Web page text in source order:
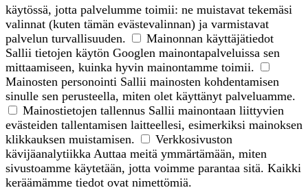
käytössä, jotta palvelumme toimii: ne muistavat tekemäsi
valinnat (kuten tämän evästevalinnan) ja varmistavat
palvelun turvallisuuden.
Mainonnan käyttäjätiedot
Sallii tietojen käytön Googlen mainontapalveluissa sen
mittaamiseen, kuinka hyvin mainontamme toimii.
Mainosten personointi Sallii mainosten kohdentamisen
sinulle sen perusteella, miten olet käyttänyt palveluamme.
Mainostietojen tallennus Sallii mainontaan liittyvien
evästeiden tallentamisen laitteellesi, esimerkiksi mainoksen
klikkauksen muistamisen.
Verkkosivuston
kävijäanalytiikka Auttaa meitä ymmärtämään, miten
sivustoamme käytetään, jotta voimme parantaa sitä. Kaikki
keräämämme tiedot ovat nimettömiä.